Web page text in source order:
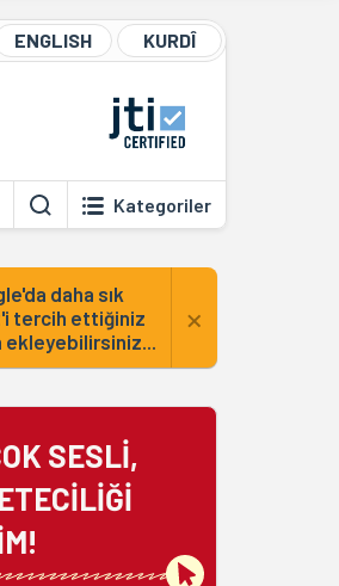
ENGLISH KURDÎ
Kategoriler
daha sık
tercih ettiğiniz
ekleyebilirsiniz...
×
SESLİ,